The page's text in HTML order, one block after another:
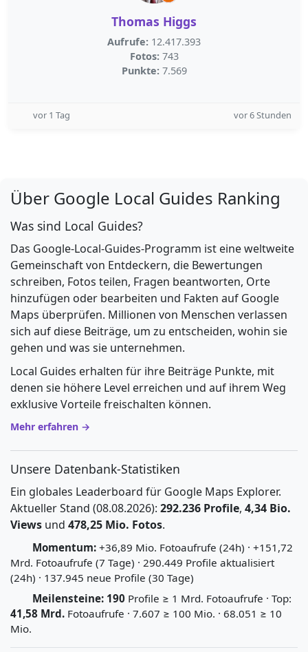
Thomas Higgs
Aufrufe: 12.417.393
Fotos: 743
Punkte: 7.569
vor 1 Tag vor 6 Stunden
Über Google Local Guides Ranking
Was sind Local Guides?
Das Google-Local-Guides-Programm ist eine weltweite
Gemeinschaft von Entdeckern, die Bewertungen
schreiben, Fotos teilen, Fragen beantworten, Orte
hinzufügen oder bearbeiten und Fakten auf Google
Maps überprüfen. Millionen von Menschen verlassen
sich auf diese Beiträge, um zu entscheiden, wohin sie
gehen und was sie unternehmen.
Local Guides erhalten für ihre Beiträge Punkte, mit
denen sie höhere Level erreichen und auf ihrem Weg
exklusive Vorteile freischalten können.
Mehr erfahren →
Unsere Datenbank-Statistiken
Ein globales Leaderboard für Google Maps Explorer.
Aktueller Stand (08.08.2026): 292.236 Profile, 4,34 Bio.
Views und 478,25 Mio. Fotos.
Momentum: +36,89 Mio. Fotoaufrufe (24h) · +151,72
Mrd. Fotoaufrufe (7 Tage) · 290.449 Profile aktualisiert
(24h) · 137.945 neue Profile (30 Tage)
Meilensteine: 190 Profile ≥ 1 Mrd. Fotoaufrufe · Top:
41,58 Mrd. Fotoaufrufe · 7.607 ≥ 100 Mio. · 68.051 ≥ 10
Mio.